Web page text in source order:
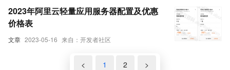
文章 2023-05-16 来自：开发者社区
2023年阿里云轻量应用服务器配置及优惠
价格表
< 1 2 >